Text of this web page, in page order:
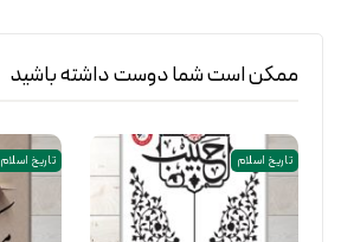
ممکن است شما دوست داشته باشید
تاریخ اسلام تاریخ اسلام